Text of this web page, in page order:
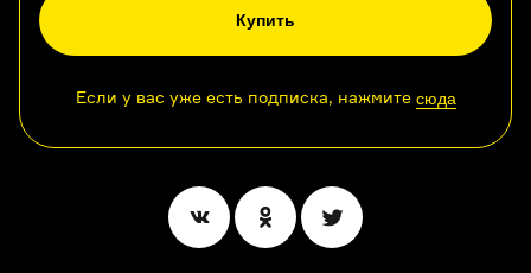
Купить
Если у вас уже есть подписка, нажмите сюда